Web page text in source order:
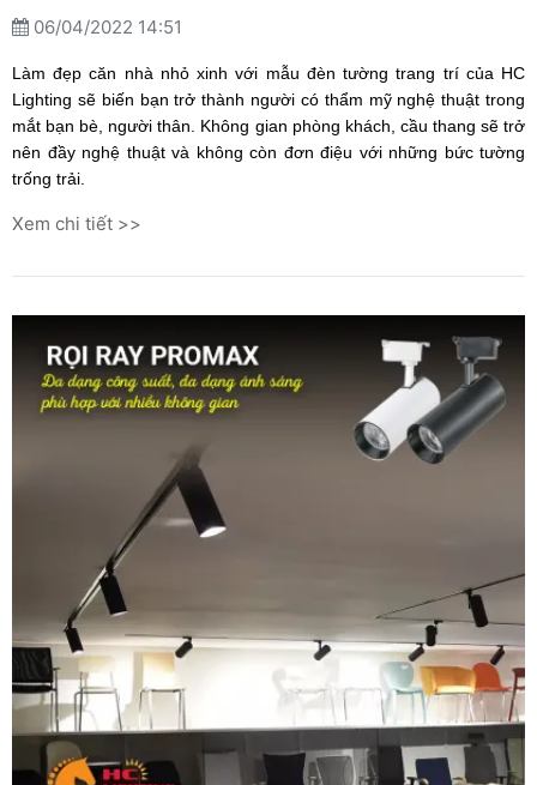
06/04/2022 14:51
Làm đẹp căn nhà nhỏ xinh với mẫu đèn tường trang trí của HC
Lighting sẽ biến bạn trở thành người có thẩm mỹ nghệ thuật trong
mắt bạn bè, người thân. Không gian phòng khách, cầu thang sẽ trở
nên đầy nghệ thuật và không còn đơn điệu với những bức tường
trống trải.
Xem chi tiết >>